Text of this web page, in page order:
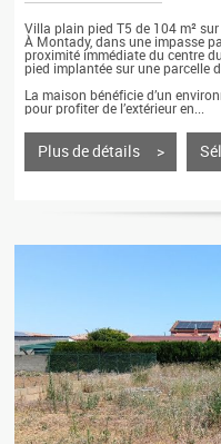
Villa plain pied T5 de 104 m²
À Montady, dans une impasse
proximité immédiate du centre
pied implantée sur une parcelle
La maison bénéficie d’un
pour profiter de l’extérieur en...
Plus de détails >